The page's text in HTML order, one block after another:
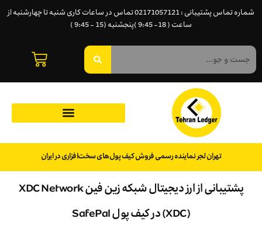
شماره تماس پشتیبانی : 02171057121 تماس در ساعات کاری شنبه تا چهارشنبه از
ساعت ( 18- 9:45 )پنجشنبه (15 - 9:45 )
تهران لجر نماینده رسمی فروش کیف پول‌های سخت‌افزاری در ایران
پشتیبانی از ارز ديجيتال شبکه زین فین XDC Network
(XDC) در کیف پول SafePal